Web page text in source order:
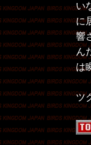
い
に
響
ん
は
ツ